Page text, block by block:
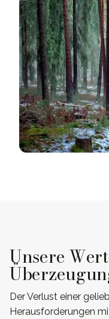
Unsere
Der Verlust einer
Herausforderungen